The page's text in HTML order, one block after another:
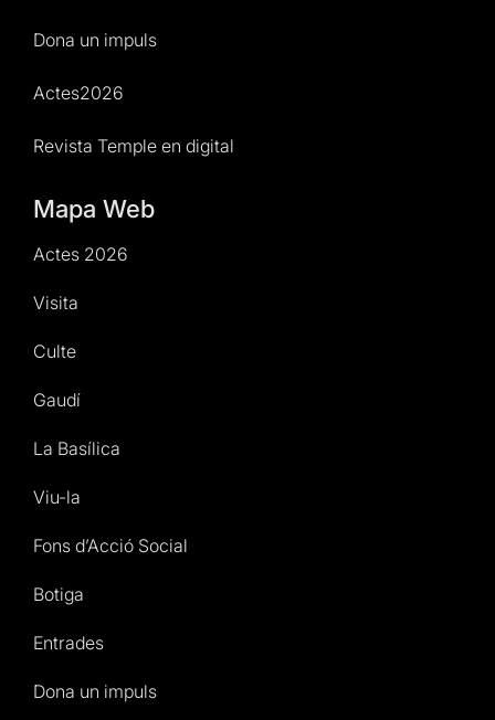
Dona un impuls
Actes2026
Revista Temple en digital
Mapa Web
Actes 2026
Visita
Culte
Gaudí
La Basílica
Viu-la
Fons d’Acció Social
Botiga
Entrades
Dona un impuls